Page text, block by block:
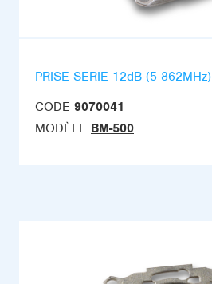
PRISE SERIE 12dB (5-862MHz)
CODE 9070041
MODÈLE BM-500